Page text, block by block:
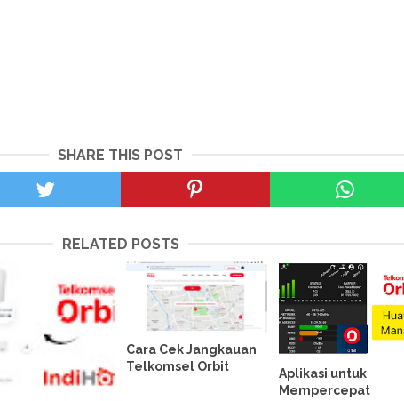
SHARE THIS POST
RELATED POSTS
Cara Cek Jangkauan
Telkomsel Orbit
Aplikasi untuk
Mempercepat